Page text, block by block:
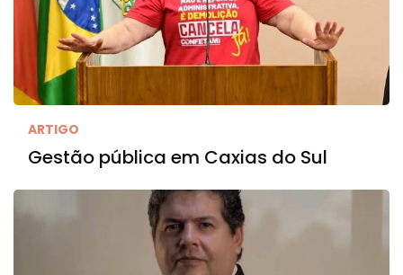
ARTIGO
Gestão pública em Caxias do Sul